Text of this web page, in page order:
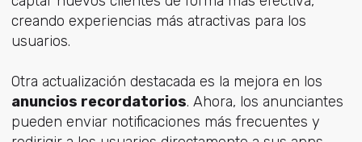
creando experiencias más atractivas para los
usuarios.
Otra actualización destacada es la mejora en los
anuncios recordatorios. Ahora, los anunciantes
pueden enviar notificaciones más frecuentes y